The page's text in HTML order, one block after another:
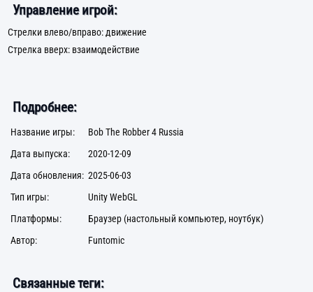
Управление игрой:
Стрелки влево/вправо: движение
Стрелка вверх: взаимодействие
Подробнее:
Название игры:
Bob The Robber 4 Russia
Дата выпуска:
2020-12-09
Дата обновления: 2025-06-03
Тип игры:
Unity WebGL
Платформы:
Браузер (настольный компьютер, ноутбук)
Автор:
Funtomic
Связанные теги: